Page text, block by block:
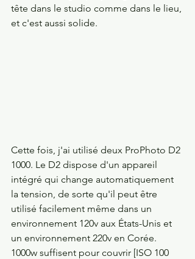
tête dans le studio comme dans le lieu,
et c'est aussi solide.
Cette fois, j'ai utilisé deux ProPhoto D2
1000. Le D2 dispose d'un appareil
intégré qui change automatiquement
la tension, de sorte qu'il peut être
utilisé facilement même dans un
environnement 120v aux États-Unis et
un environnement 220v en Corée.
1000w suffisent pour couvrir [ISO 100